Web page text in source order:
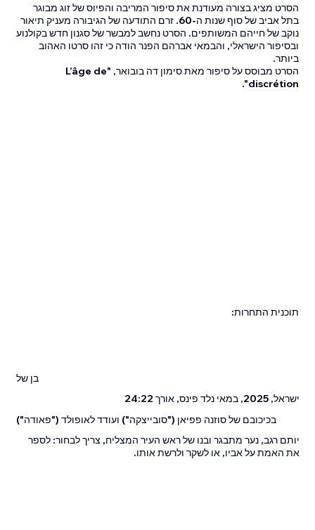
הסרט מציג בצורה מעודנת את סיפור המריבה והפיוס של זוג מבוגר
בתל אביב של סוף שנות ה-60. זרם התודעה של הגיבורה מעניק תיאור
נוקב של חייהם המשותפים. הסרט נחשב למבשר של סגנון חדש בקולנוע
ובסיפור הישראלי, והבמאי אברהם הפנר הודה כי זהו סרטו האהוב
ביותר.
הסרט מבוסס על סיפור מאת סימון דה בובואר, "L’âge de
discrétion".
תוכנית התחרות:
בן של
ישראל, 2025, במאי נלד פינס, אורך 24:22
בכיכובם של סוזנה פפיאן ("סובייצקה") ועודד לאופולד ("פאודה")
יותם רגב, נער מתבגר ובנו של ראש העיר המצליח, צריך לבחור: לספר
את האמת על אביו, או לשקר ולרשת אותו.